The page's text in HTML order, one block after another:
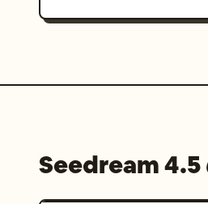
Seedream 4.5